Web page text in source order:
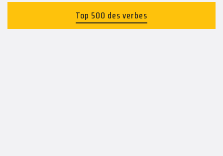
Top 500 des verbes